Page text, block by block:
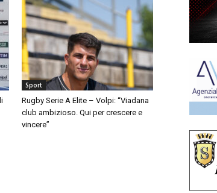
Sport
Rugby Serie A Elite – Volpi: “Viadana
club ambizioso. Qui per crescere e
vincere”